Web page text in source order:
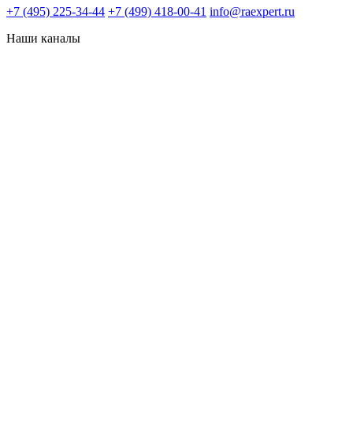
+7 (495) 225-34-44 +7 (499) 418-00-41 info@raexpert.ru
Наши каналы